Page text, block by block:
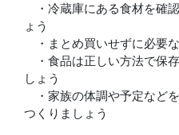
・冷蔵庫にある食材を確
ょう
・まとめ買いせずに必要
・食品は正しい方法で保
しょう
・家族の体調や予定など
つくりましょう